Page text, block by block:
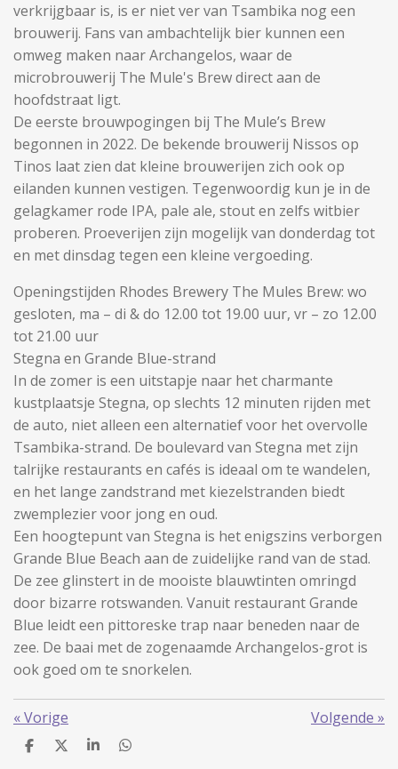
verkrijgbaar is, is er niet ver van Tsambika nog een
brouwerij. Fans van ambachtelijk bier kunnen een
omweg maken naar Archangelos, waar de
microbrouwerij The Mule's Brew direct aan de
hoofdstraat ligt.
De eerste brouwpogingen bij The Mule’s Brew
begonnen in 2022. De bekende brouwerij Nissos op
Tinos laat zien dat kleine brouwerijen zich ook op
eilanden kunnen vestigen. Tegenwoordig kun je in de
gelagkamer rode IPA, pale ale, stout en zelfs witbier
proberen. Proeverijen zijn mogelijk van donderdag tot
en met dinsdag tegen een kleine vergoeding.
Openingstijden Rhodes Brewery The Mules Brew: wo
gesloten, ma – di & do 12.00 tot 19.00 uur, vr – zo 12.00
tot 21.00 uur
Stegna en Grande Blue-strand
In de zomer is een uitstapje naar het charmante
kustplaatsje Stegna, op slechts 12 minuten rijden met
de auto, niet alleen een alternatief voor het overvolle
Tsambika-strand. De boulevard van Stegna met zijn
talrijke restaurants en cafés is ideaal om te wandelen,
en het lange zandstrand met kiezelstranden biedt
zwemplezier voor jong en oud.
Een hoogtepunt van Stegna is het enigszins verborgen
Grande Blue Beach aan de zuidelijke rand van de stad.
De zee glinstert in de mooiste blauwtinten omringd
door bizarre rotswanden. Vanuit restaurant Grande
Blue leidt een pittoreske trap naar beneden naar de
zee. De baai met de zogenaamde Archangelos-grot is
ook goed om te snorkelen.
«Vorige Volgende »
D
D
S
D